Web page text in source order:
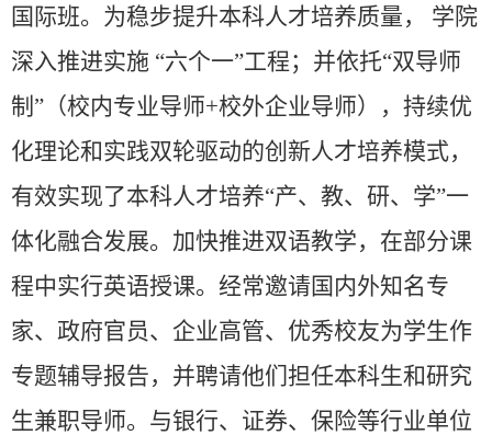
国际班。为稳步提升本科人才培养质量，
学院
深入推进实施 “六个一”工程；并依托“双导师
制 ” （校内专业导师+校外企业导师），持续优
化理论和实践双轮驱动的创新人才培养模式，
有效实现了本科人才培养“产、教、研、学”一
体化融合发展。加快推进双语教学，在部分课
程中实行英语授课。经常邀请国内外知名专
家、政府官员、企业高管、优秀校友为学生作
专题辅导报告，并聘请他们担任本科生和研究
生兼职导师。与银行、证券、保险等行业单位